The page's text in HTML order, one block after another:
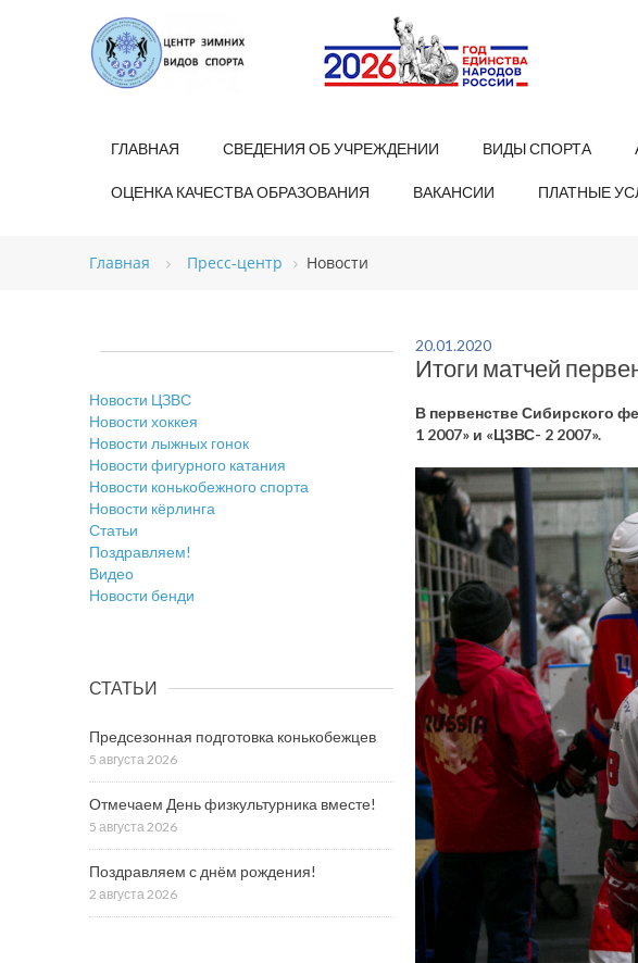
ГЛАВНАЯ СВЕДЕНИЯ ОБ УЧРЕЖДЕНИИ ВИДЫ СПОРТА
ОЦЕНКА КАЧЕСТВА ОБРАЗОВАНИЯ ВАКАНСИИ ПЛАТНЫЕ
Главная Пресс-центр Новости
20.01.2020
Итоги матчей
В первенстве Сибирского
1 2007» и «ЦЗВС- 2 2007».
Новости ЦЗВС
Новости хоккея
Новости лыжных гонок
Новости фигурного катания
Новости конькобежного спорта
Новости кёрлинга
Статьи
Поздравляем!
Видео
Новости бенди
СТАТЬИ
Предсезонная подготовка конькобежцев
5 августа 2026
Отмечаем День физкультурника вместе!
5 августа 2026
Поздравляем с днём рождения!
2 августа 2026